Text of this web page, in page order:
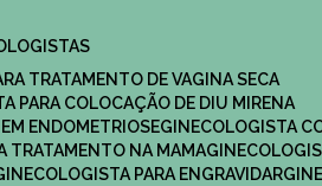
TRATAMENTO DE VAGINA SECA
PARA COLOCAÇÃO DE DIU MIRENA
EM ENDOMETRIOSE
GINECOLOGISTA
TRATAMENTO NA MAMA
GINECOLOGISTA PARA ENGRAVIDAR